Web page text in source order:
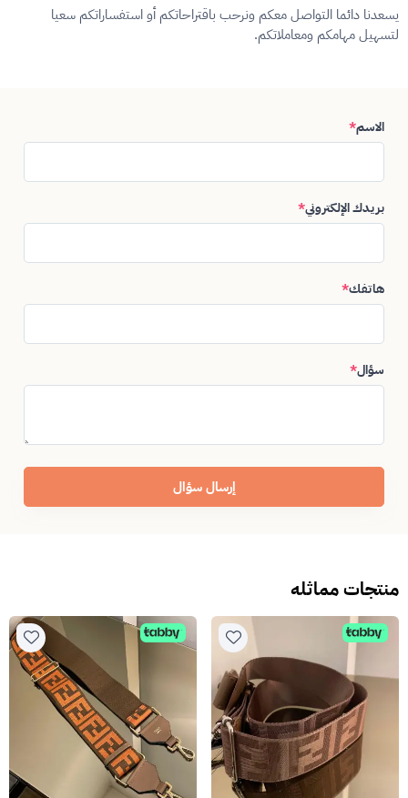
يسعدنا دائما التواصل معكم ونرحب باقتراحاتكم أو استفساراتكم سعيا
لتسهيل مهامكم ومعاملاتكم.
الاسم*
بريدك الإلكتروني*
هاتفك*
سؤال*
إرسال سؤال
منتجات مماثله